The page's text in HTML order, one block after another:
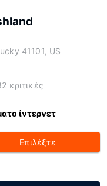
41101, US
κριτικές
ίντερνετ
Επιλέξτε